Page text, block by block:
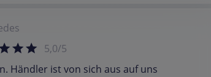
5,0/5
Händler ist von sich aus auf uns